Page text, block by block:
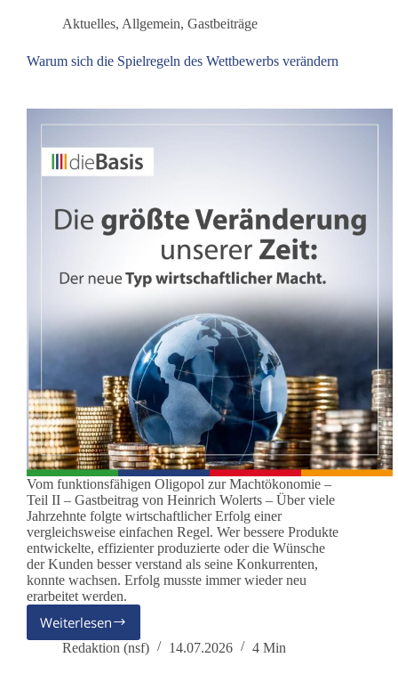
Aktuelles, Allgemein, Gastbeiträge
Warum sich die Spielregeln des Wettbewerbs verändern
Vom funktionsfähigen Oligopol zur Machtökonomie –
Teil II – Gastbeitrag von Heinrich Wolerts – Über viele
Jahrzehnte folgte wirtschaftlicher Erfolg einer
vergleichsweise einfachen Regel. Wer bessere Produkte
entwickelte, effizienter produzierte oder die Wünsche
der Kunden besser verstand als seine Konkurrenten,
konnte wachsen. Erfolg musste immer wieder neu
erarbeitet werden.
Weiterlesen
Warum
sich
Redaktion (nsf) 14.07.2026 4 Min